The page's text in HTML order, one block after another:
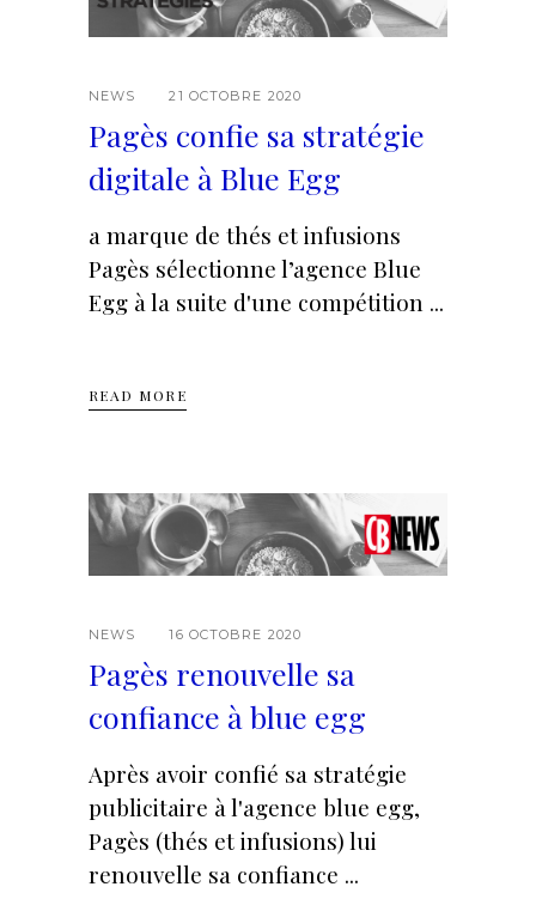
NEWS 21 OCTOBRE 2020
Pagès confie sa stratégie
digitale à Blue Egg
a marque de thés et infusions
Pagès sélectionne l’agence Blue
Egg à la suite d'une compétition
READ MORE
NEWS 16 OCTOBRE 2020
Pagès renouvelle sa
confiance à blue egg
Après avoir confié sa stratégie
publicitaire à l'agence blue egg,
Pagès (thés et infusions) lui
renouvelle sa confiance